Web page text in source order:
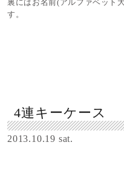
裏にはお名前(アルファベット
す。
4連キーケース
2013.10.19 sat.